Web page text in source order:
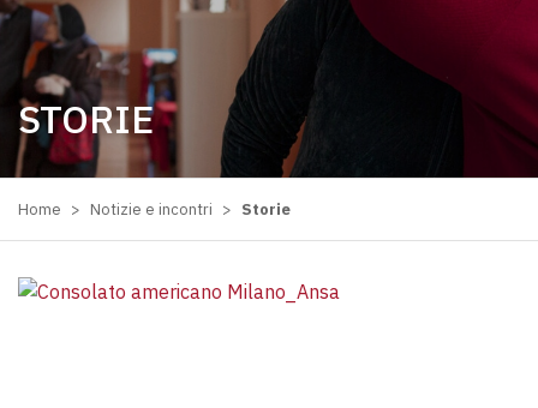
STORIE
Home > Notizie e incontri > Storie